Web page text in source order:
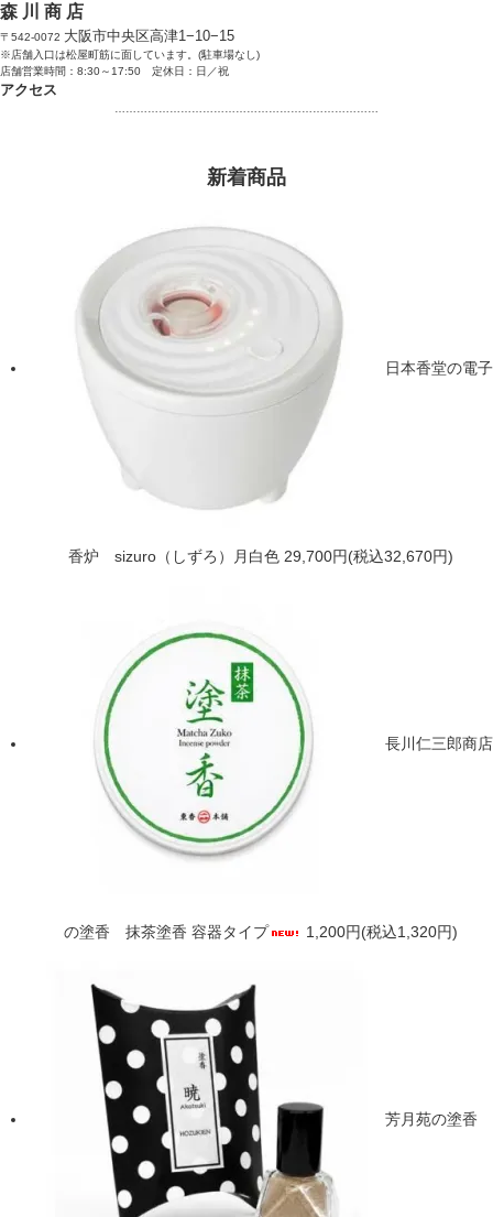
森 川 商 店
〒542-0072 大阪市中央区高津1−10−15
※店舗入口は松屋町筋に面しています。(駐車場なし)
店舗営業時間：8:30～17:50 定休日：日／祝
アクセス
新着商品
日本香堂の電子
香炉 sizuro（しずろ）月白色 29,700円(税込32,670円)
長川仁三郎商店
の塗香 抹茶塗香 容器タイプ 1,200円(税込1,320円)
芳月苑の塗香